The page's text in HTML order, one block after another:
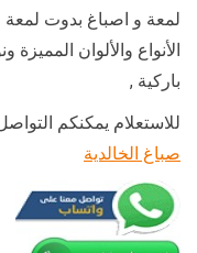
لمعة و اصباغ بدوت لمعة
الأنواع والألوان
باركية ,
للاستعلام يمكنكم
صباغ الخالدية